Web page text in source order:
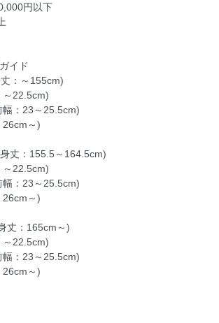
円以下
イド
：～155cm)
22.5cm)
：23～25.5cm)
～)
丈：155.5～164.5cm)
22.5cm)
：23～25.5cm)
～)
丈：165cm～)
22.5cm)
：23～25.5cm)
～)